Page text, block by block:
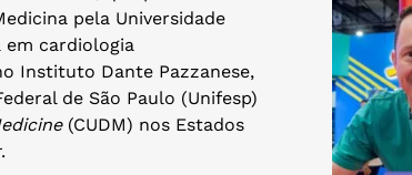
pela Universidade
em cardiologia
Instituto Dante Pazzanese,
de São Paulo (Unifesp)
(CUDM) nos Estados
.